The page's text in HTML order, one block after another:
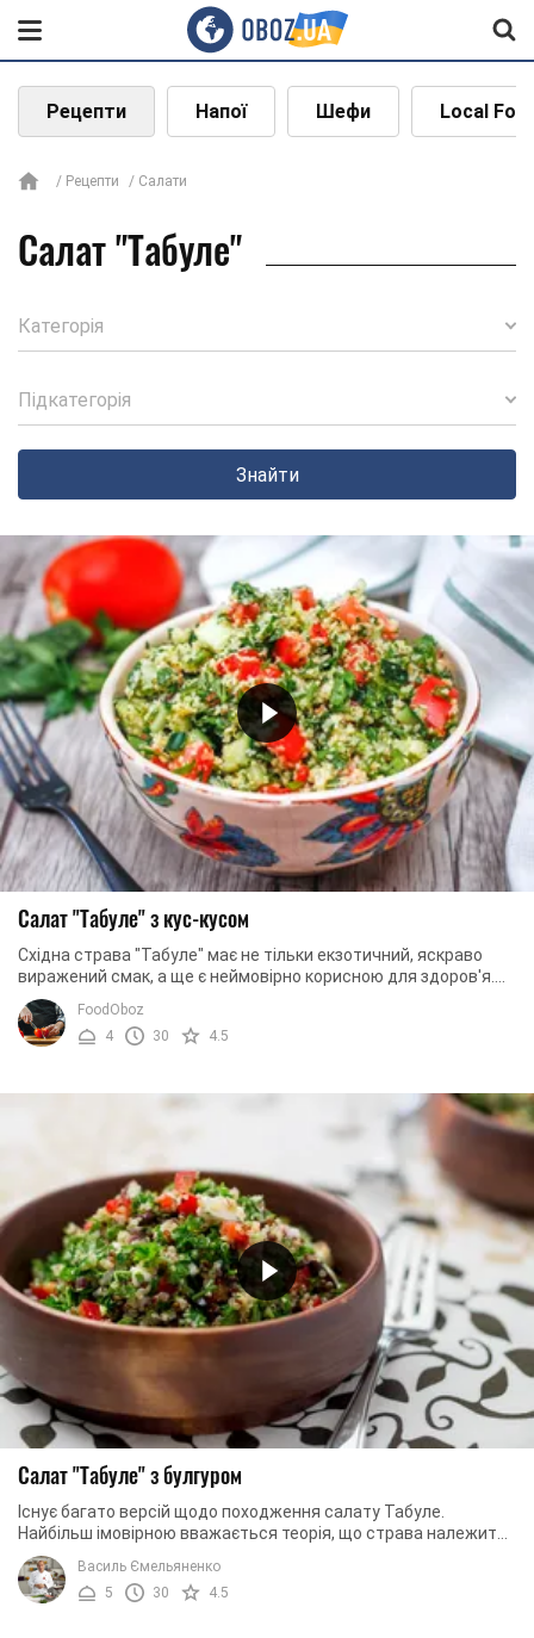
Рецепти Напої Шефи Local
Рецепти Салати
Салат "Табуле"
Категорія
Підкатегорія
Знайти
Салат "Табуле" з кус-кусом
Східна страва "Табуле" має не тільки екзотичний, яскраво
виражений смак, а ще є неймовірно корисною для здоров'я.
Цей легкий, вітамінний салат добре ...
FoodOboz
4
30 4.5
Салат "Табуле" з булгуром
Існує багато версій щодо походження салату Табуле.
Найбільш імовірною вважається теорія, що страва належить
до ливанської кухні. На цю думку ...
Василь Ємельяненко
5
30 4.5